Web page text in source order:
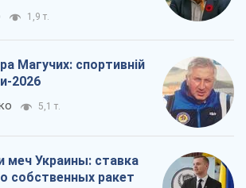
1,9 т.
Магучих: спортивній
2026
5,1 т.
меч Украины: ставка
собственных ракет